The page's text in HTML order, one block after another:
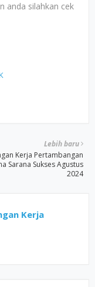
anda silahkan cek
Lebih baru
Kerja Pertambangan
Sarana Sukses Agustus
2024
Kerja